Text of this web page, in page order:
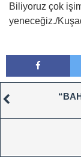
Biliyoruz çok
yeneceğiz./